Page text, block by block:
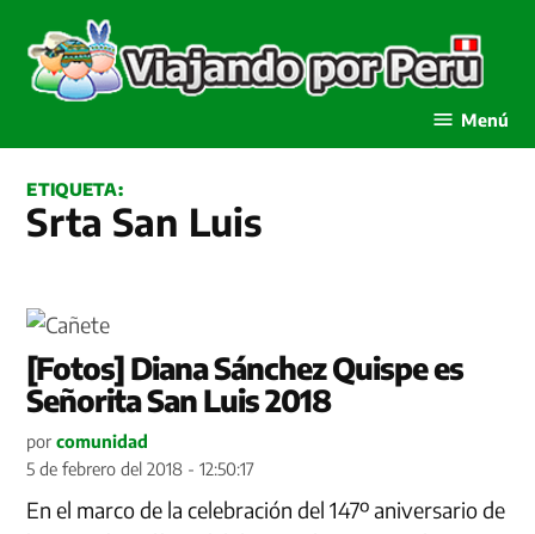
contenido
Menú
ETIQUETA:
Srta San Luis
[Fotos] Diana Sánchez Quispe es
Señorita San Luis 2018
por comunidad
5 de febrero del 2018 - 12:50:17
En el marco de la celebración del 147º aniversario de